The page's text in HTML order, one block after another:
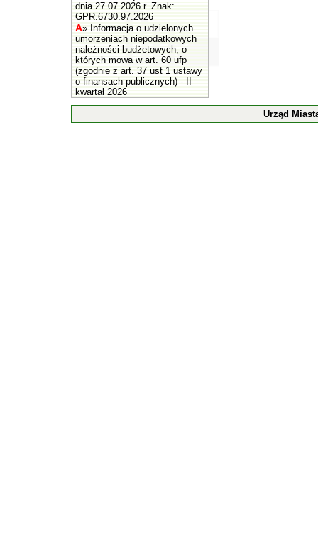
dnia 27.07.2026 r. Znak:
GPR.6730.97.2026
A» Informacja o udzielonych
umorzeniach niepodatkowych
należności budżetowych, o
których mowa w art. 60 ufp
(zgodnie z art. 37 ust 1 ustawy
o finansach publicznych) - II
kwartał 2026
Urząd